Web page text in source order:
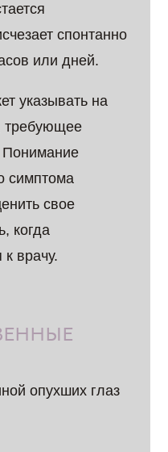
спонтанно
или дней.
указывать на
требующее
Понимание
симптома
свое
когда
врачу.
опухших глаз